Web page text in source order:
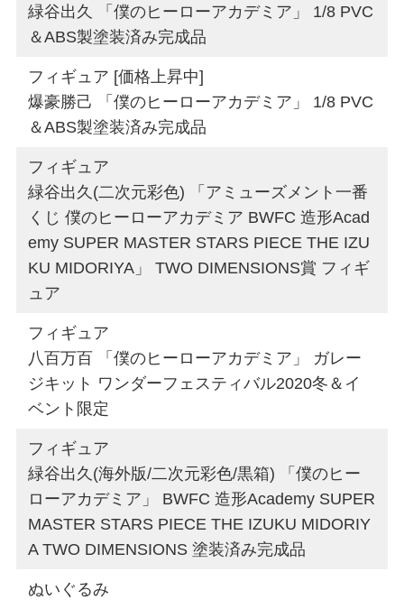
緑谷出久 「僕のヒーローアカデミア」 1/8 PVC
＆ABS製塗装済み完成品
フィギュア [価格上昇中]
爆豪勝己 「僕のヒーローアカデミア」 1/8 PVC
＆ABS製塗装済み完成品
フィギュア
緑谷出久(二次元彩色) 「アミューズメント一番
くじ 僕のヒーローアカデミア BWFC 造形Acad
emy SUPER MASTER STARS PIECE THE IZU
KU MIDORIYA」 TWO DIMENSIONS賞 フィギ
ュア
フィギュア
八百万百 「僕のヒーローアカデミア」 ガレー
ジキット ワンダーフェスティバル2020冬＆イ
ベント限定
フィギュア
緑谷出久(海外版/二次元彩色/黒箱) 「僕のヒー
ローアカデミア」 BWFC 造形Academy SUPER
MASTER STARS PIECE THE IZUKU MIDORIY
A TWO DIMENSIONS 塗装済み完成品
ぬいぐるみ